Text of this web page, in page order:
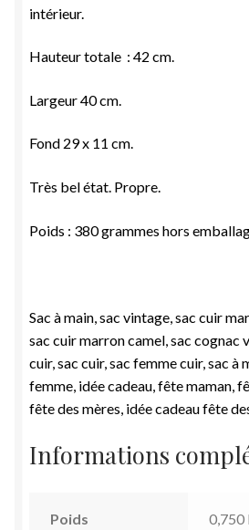
intérieur.
Hauteur totale : 42 cm.
Largeur 40 cm.
Fond 29 x 11 cm.
Très bel état. Propre.
Poids : 380 grammes hors
Sac à main, sac vintage, sac cuir
sac cuir marron camel, sac cognac
cuir, sac cuir, sac femme cuir, sac à
femme, idée cadeau, fête maman,
fête des mères, idée cadeau fête
Informations
Poids 0,750